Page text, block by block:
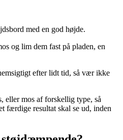
med en god højde.
og lim dem fast på pladen, en
efter lidt tid, så vær ikke
eller mos af forskellig type, så
færdige resultat skal se ud, inden